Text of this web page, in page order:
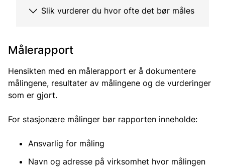
Slik vurderer du hvor ofte det bør måles
Målerapport
Hensikten med en målerapport er å dokumentere
målingene, resultater av målingene og de vurderinger
som er gjort.
For stasjonære målinger bør rapporten inneholde:
Ansvarlig for måling
Navn og adresse på virksomhet hvor målingen